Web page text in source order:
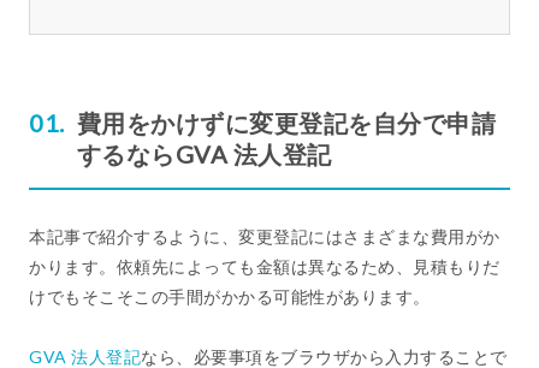
費用をかけずに変更登記を自分で申請
するならGVA 法人登記
本記事で紹介するように、変更登記にはさまざまな費用がか
かります。依頼先によっても金額は異なるため、見積もりだ
けでもそこそこの手間がかかる可能性があります。
GVA 法人登記なら、必要事項をブラウザから入力することで